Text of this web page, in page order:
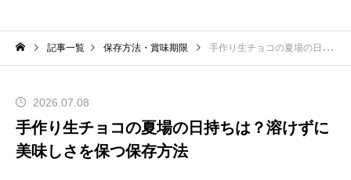
記事一覧 保存方法・賞味期限 手作り生チョコの夏場の日持ちは？溶けずに美味しさを保つ保存方法
2026.07.08
手作り生チョコの夏場の日持ちは？溶けずに
美味しさを保つ保存方法